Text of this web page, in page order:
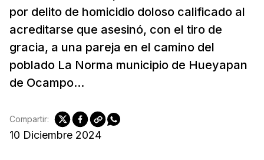
por delito de homicidio doloso calificado al
acreditarse que asesinó, con el tiro de
gracia, a una pareja en el camino del
poblado La Norma municipio de Hueyapan
de Ocampo...
10 Diciembre 2024
Compartir: